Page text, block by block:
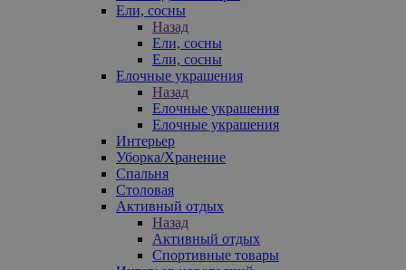
Ели, сосны
Назад
Ели, сосны
Ели, сосны
Елочные украшения
Назад
Елочные украшения
Елочные украшения
Интерьер
Уборка/Хранение
Спальня
Столовая
Активный отдых
Назад
Активный отдых
Спортивные товары